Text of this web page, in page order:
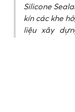
Silicone
kín các khe
liệu xây